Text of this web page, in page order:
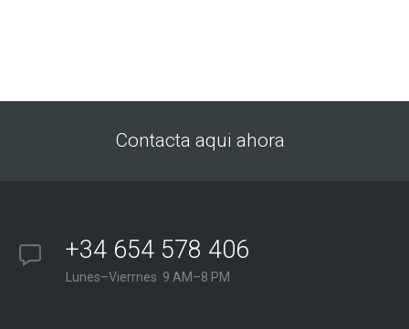
Contacta aqui ahora
+34 654 578 406
Lunes–Vierrnes 9 AM–8 PM